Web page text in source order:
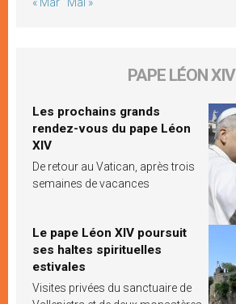
PAPE LÉON XIV
Les prochains grands
rendez-vous du pape Léon
XIV
De retour au Vatican, après trois
semaines de vacances
Le pape Léon XIV poursuit
ses haltes spirituelles
estivales
Visites privées du sanctuaire de